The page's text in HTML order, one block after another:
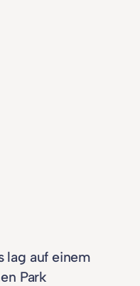
lag auf einem
Park